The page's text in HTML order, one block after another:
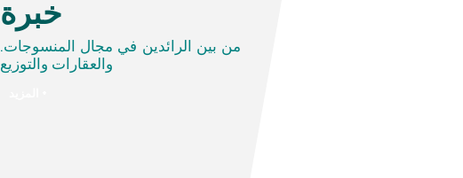
خبرة
.من بين الرائدين في مجال المنسوجات
والعقارات والتوزيع